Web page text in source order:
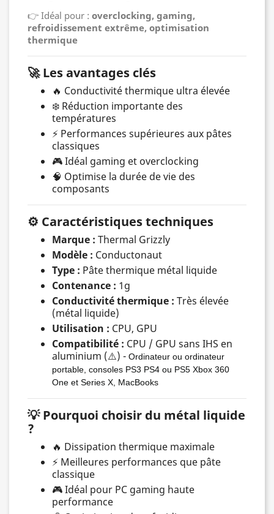
👉 Idéal pour : overclocking, gaming,
refroidissement extrême, optimisation
thermique
🚀 Les avantages clés
🔥 Conductivité thermique ultra élevée
❄️ Réduction importante des
températures
⚡ Performances supérieures aux pâtes
classiques
🎮 Idéal gaming et overclocking
🧠 Optimise la durée de vie des
composants
⚙️ Caractéristiques techniques
Marque : Thermal Grizzly
Modèle : Conductonaut
Type : Pâte thermique métal liquide
Contenance : 1g
Conductivité thermique : Très élevée
(métal liquide)
Utilisation : CPU, GPU
Compatibilité : CPU / GPU sans IHS en
aluminium (⚠️) - Ordinateur ou ordinateur
portable, consoles PS3 PS4 ou PS5 Xbox 360
One et Series X, MacBooks
💡 Pourquoi choisir du métal liquide
?
🔥 Dissipation thermique maximale
⚡ Meilleures performances que pâte
classique
🎮 Idéal pour PC gaming haute
performance